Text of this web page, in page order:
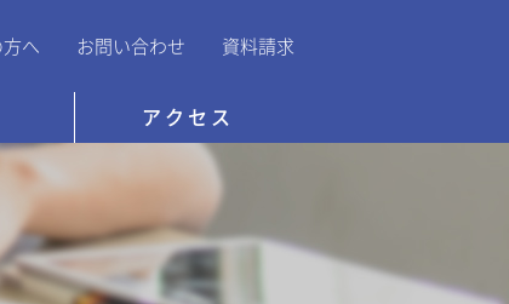
へ お問い合わせ 資料請求
アクセス